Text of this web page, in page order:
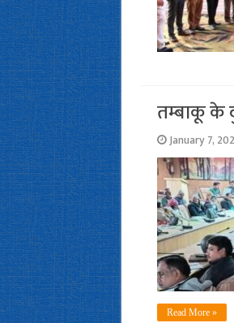
तम्‍बाकू के
January 7,
Read More »